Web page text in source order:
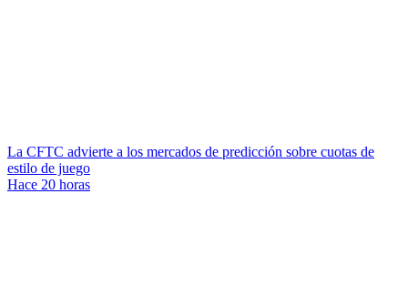
La CFTC advierte a los mercados de predicción sobre cuotas de
estilo de juego
Hace 20 horas